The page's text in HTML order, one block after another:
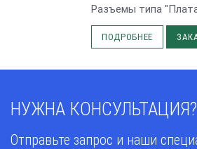
Разъемы типа
ПОДРОБНЕЕ
НУЖНА КОНСУЛЬТАЦИЯ?
Отправьте запрос и наши